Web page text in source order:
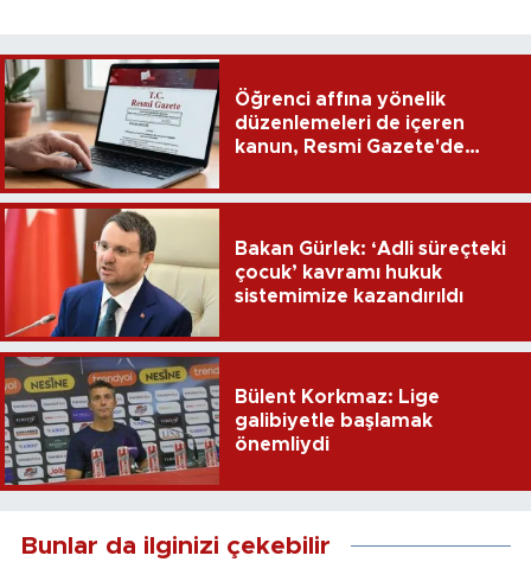
Öğrenci affına yönelik
düzenlemeleri de içeren
kanun, Resmi Gazete'de
Bakan Gürlek: ‘Adli süreçteki
çocuk’ kavramı hukuk
sistemimize kazandırıldı
Bülent Korkmaz: Lige
galibiyetle başlamak
önemliydi
Bunlar da ilginizi çekebilir